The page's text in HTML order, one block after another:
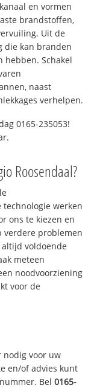
en vormen
brandstoffen,
Uit de
die kan branden
hebben. Schakel
naast
verhelpen.
0165-235053!
Roosendaal?
werken
ons te kiezen en
verdere problemen
voldoende
meteen
noodvoorziening
voor de
nodig voor uw
en/of advies kunt
Bel0165-